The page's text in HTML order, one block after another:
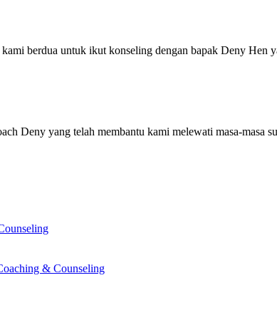
berdua untuk ikut konseling dengan bapak Deny Hen
Deny yang telah membantu kami melewati masa-
& Counseling